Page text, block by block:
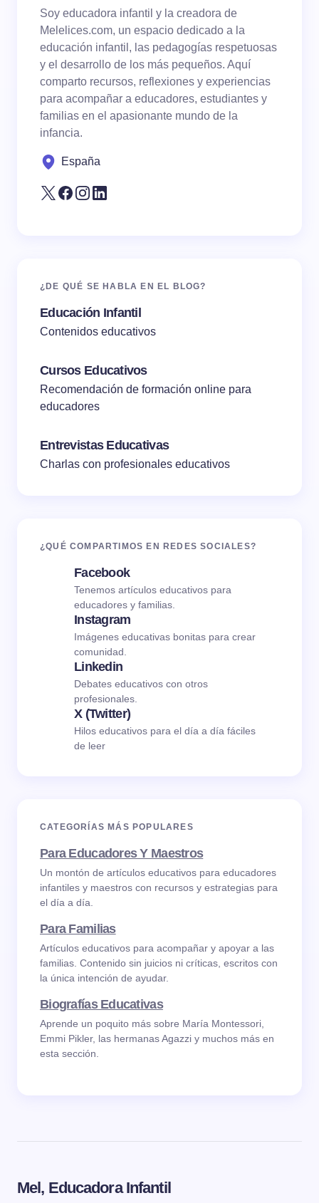
Soy educadora infantil y la creadora de
Melelices.com, un espacio dedicado a la
educación infantil, las pedagogías respetuosas
y el desarrollo de los más pequeños. Aquí
comparto recursos, reflexiones y experiencias
para acompañar a educadores, estudiantes y
familias en el apasionante mundo de la
infancia.
España
¿DE QUÉ SE HABLA EN EL BLOG?
Educación Infantil
Contenidos educativos
Cursos Educativos
Recomendación de formación online para
educadores
Entrevistas Educativas
Charlas con profesionales educativos
¿QUÉ COMPARTIMOS EN REDES SOCIALES?
Facebook
Tenemos artículos educativos para
educadores y familias.
Instagram
Imágenes educativas bonitas para crear
comunidad.
Linkedin
Debates educativos con otros
profesionales.
X (Twitter)
Hilos educativos para el día a día fáciles
de leer
CATEGORÍAS MÁS POPULARES
Para Educadores Y Maestros
Un montón de artículos educativos para educadores
infantiles y maestros con recursos y estrategias para
el día a día.
Para Familias
Artículos educativos para acompañar y apoyar a las
familias. Contenido sin juicios ni críticas, escritos con
la única intención de ayudar.
Biografías Educativas
Aprende un poquito más sobre María Montessori,
Emmi Pikler, las hermanas Agazzi y muchos más en
esta sección.
Mel, Educadora Infantil